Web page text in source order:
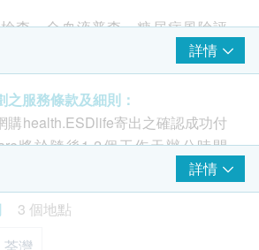
咽)
)
查、全血液普查、糖尿病風險評
、腎臟功能檢查、肝臟功能檢查、
關注自己健康的男士，通過男士驗
了解自己的健康狀況。
升高與多種疾病的發生和發展有
化、心血管疾病、糖尿病等。
詳情
服務條款及細則：
購health.ESDlife寄出之確認成功付
將於隨後1-2個工作天辦公時間
身體檢查的時間及地點。客戶亦可
確認後1個工作天致電該中心預約
。
詳情
3 個地點